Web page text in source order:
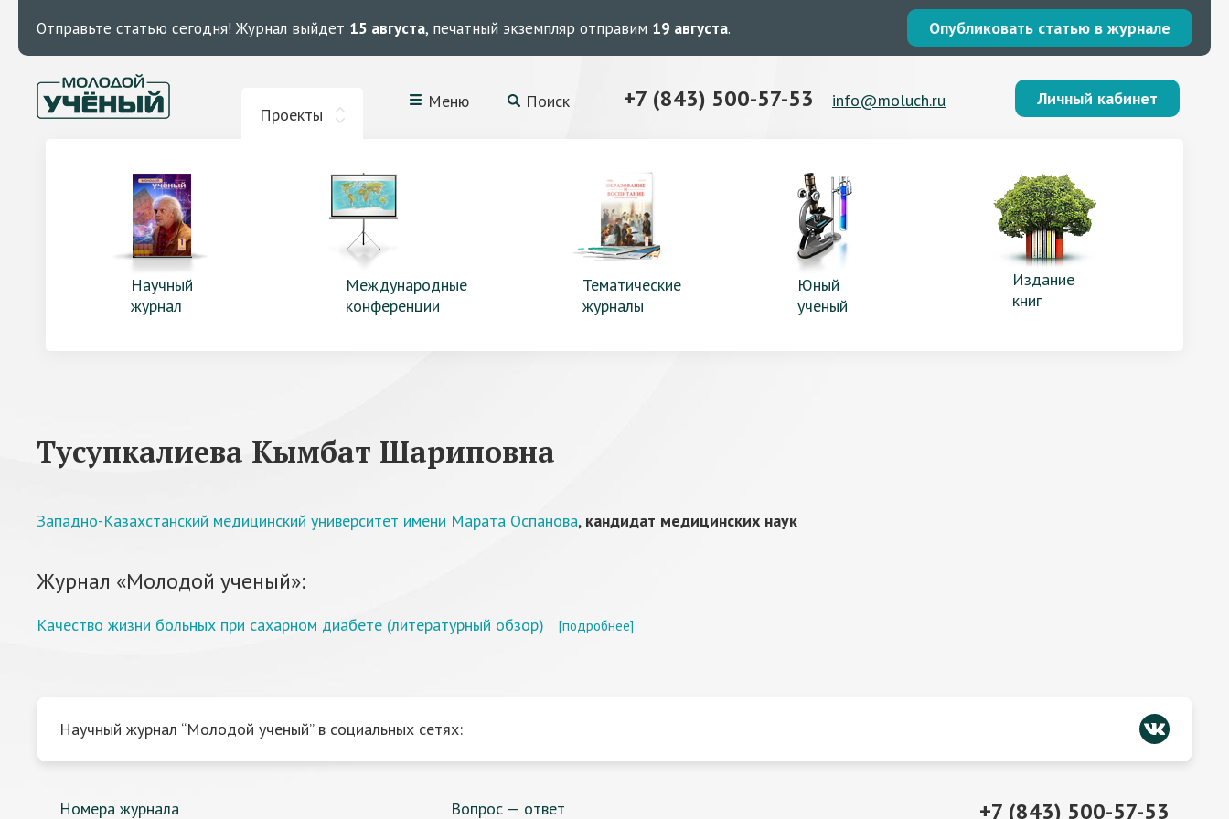
Отправьте статью сегодня! Журнал выйдет 15 августа, печатный экземпляр отправим 19 августа. Опубликовать статью в журнале
Проекты
Меню Поиск +7 (843) 500-57-53 info@moluch.ru Личный кабинет
Научный
журнал
Международные
конференции
Тематические
журналы
Юный
ученый
Издание
книг
Тусупкалиева Кымбат Шариповна
Западно-Казахстанский медицинский университет имени Марата Оспанова, кандидат медицинских наук
Журнал «Молодой ученый»:
Качество жизни больных при сахарном диабете (литературный обзор) [подробнее]
Научный журнал “Молодой ученый” в социальных сетях:
Номера журнала Вопрос — ответ +7 (843) 500-57-53